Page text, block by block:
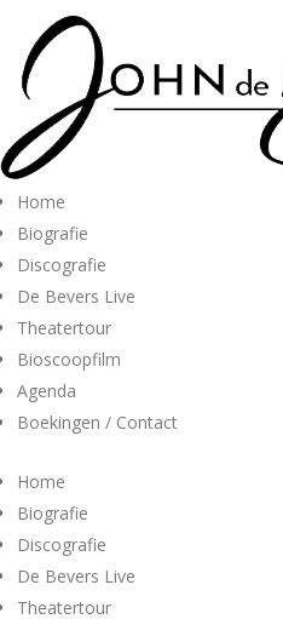
Home
Biografie
Discografie
De Bevers Live
Theatertour
Bioscoopfilm
Agenda
Boekingen / Contact
Home
Biografie
Discografie
De Bevers Live
Theatertour